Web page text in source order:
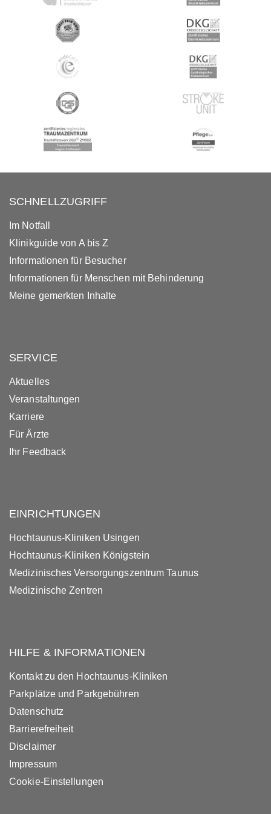
SCHNELLZUGRIFF
Im Notfall
Klinikguide von A bis Z
Informationen für Besucher
Informationen für Menschen mit Behinderung
Meine gemerkten Inhalte
SERVICE
Aktuelles
Veranstaltungen
Karriere
Für Ärzte
Ihr Feedback
EINRICHTUNGEN
Hochtaunus-Kliniken Usingen
Hochtaunus-Kliniken Königstein
Medizinisches Versorgungszentrum Taunus
Medizinische Zentren
HILFE & INFORMATIONEN
Kontakt zu den Hochtaunus-Kliniken
Parkplätze und Parkgebühren
Datenschutz
Barrierefreiheit
Disclaimer
Impressum
Cookie-Einstellungen